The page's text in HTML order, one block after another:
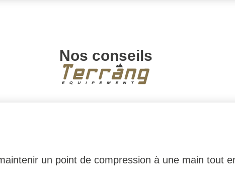
Nos conseils
un point de compression à une main tout